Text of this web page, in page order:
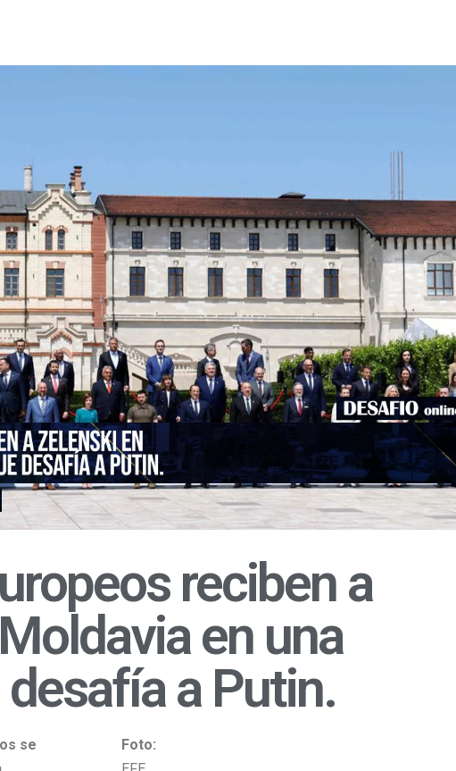
reciben a
en una
a Putin.
se
Foto: